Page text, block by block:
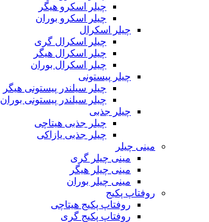
چیلر اسکرو هیگر
چیلر اسکرو بوران
چیلر اسکرال
چیلر اسکرال گری
چیلر اسکرال هیگر
چیلر اسکرال بوران
چیلر پیستونی
چیلر سیلندر پیستونی هیگر
چیلر سیلندر پیستونی بوران
چیلر جذبی
چیلر جذبی هیتاچی
چیلر جذبی یازاکی
مینی چیلر
مینی چیلر گری
مینی چیلر هیگر
مینی چیلر بوران
روفتاپ پکیج
روفتاپ پکیج هیتاچی
روفتاپ پکیج گری